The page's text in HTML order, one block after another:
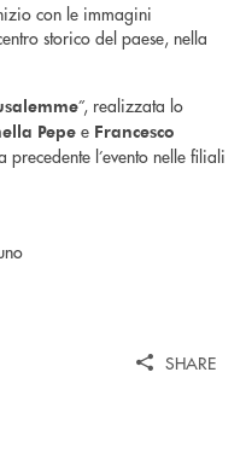
con le immagini
storico del paese, nella
”, realizzata lo
Pepe e Francesco
l’evento nelle filiali
SHARE